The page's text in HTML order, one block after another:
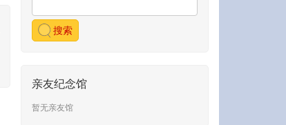
搜索
亲友纪念馆
暂无亲友馆